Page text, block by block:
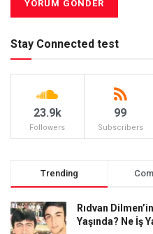
Stay Connected test
23.9k
Followers
99
Subscribers
Trending
Rıdvan
Yaşında? Ne İş